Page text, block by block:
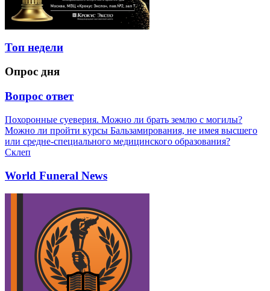
Топ недели
Опрос дня
Вопрос ответ
Похоронные суеверия. Можно ли брать землю с могилы?
Можно ли пройти курсы Бальзамирования, не имея высшего
или средне-специального медицинского образования?
Склеп
World Funeral News